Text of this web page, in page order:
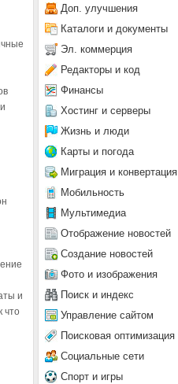
и
что
Доп. улучшения
Каталоги и документы
Эл. коммерция
Редакторы и код
Финансы
Хостинг и серверы
Жизнь и люди
Карты и погода
Миграция и конвертация
Мобильность
Мультимедиа
Отображение новостей
Создание новостей
Фото и изображения
Поиск и индекс
Управление сайтом
Поисковая оптимизация
Социальные сети
Спорт и игры